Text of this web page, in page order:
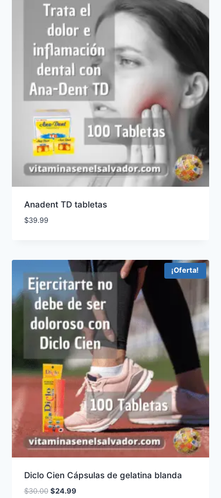
Anadent TD tabletas
$39.99
¡Oferta!
Diclo Cien Cápsulas de gelatina blanda
$30.00 El
$24.99El